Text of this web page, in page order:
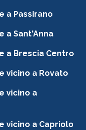
a Passirano
a Sant'Anna
a Brescia Centro
vicino a Rovato
vicino a
vicino a Capriolo